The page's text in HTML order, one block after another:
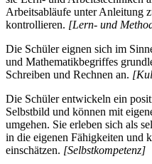
Arbeitsabläufe unter Anleitung
kontrollieren. [Lern- und
Die Schüler eignen sich im
und Mathematikbegriffes
Schreiben und Rechnen an.
Die Schüler entwickeln ein
Selbstbild und können mit
umgehen. Sie erleben sich als
in die eigenen Fähigkeiten und
einschätzen. [Selbstkompetenz]